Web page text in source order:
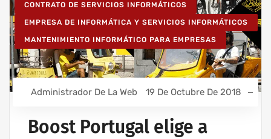
CONTRATO DE SERVICIOS INFORMÁTICOS
EMPRESA DE INFORMÁTICA Y SERVICIOS INFORMÁTICOS
MANTENIMIENTO INFORMÁTICO PARA EMPRESAS
Administrador De La Web 19 De Octubre De 2018
Boost Portugal elige a